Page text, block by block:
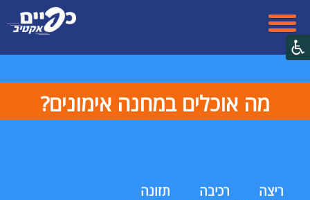
​מה אוכלים במחנה אימונים?
ריצה רכיבה
תזונה